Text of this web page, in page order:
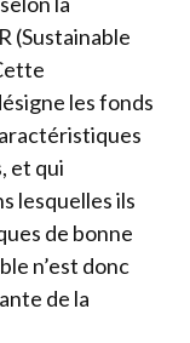
(Sustainable
les fonds
et qui
lesquelles ils
de bonne
n’est donc
de la